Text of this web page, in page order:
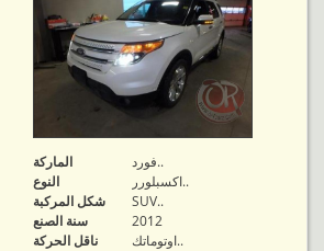
الماركة
فورد..
النوع
اكسبلورر..
شكل المركبة
SUV..
سنة الصنع
2012
ناقل الحركة
اوتوماتك..